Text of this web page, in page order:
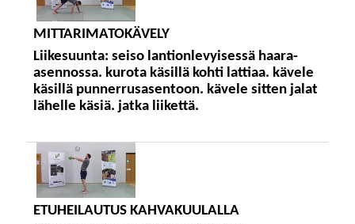
MITTARIMATOKÄVELY
Liikesuunta:seiso lantionlevyisessä haara-
asennossa. kurota käsillä kohti lattiaa. kävele
käsillä punnerrusasentoon. kävele sitten jalat
lähelle käsiä. jatka liikettä.
ETUHEILAUTUS KAHVAKUULALLA